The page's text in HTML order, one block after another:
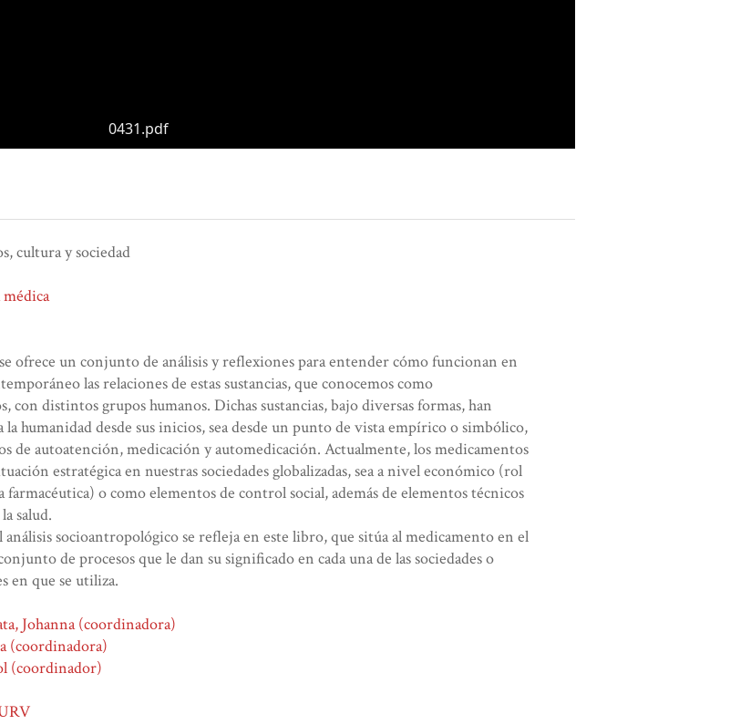
0431.pdf
cultura y sociedad
ofrece un conjunto de análisis y reflexiones para entender cómo funcionan en
las relaciones de estas sustancias, que conocemos como
con distintos grupos humanos. Dichas sustancias, bajo diversas formas, han
la humanidad desde sus inicios, sea desde un punto de vista empírico o simbólico,
de autoatención, medicación y automedicación. Actualmente, los medicamentos
estratégica en nuestras sociedades globalizadas, sea a nivel económico (rol
farmacéutica) o como elementos de control social, además de elementos técnicos
salud.
análisis socioantropológico se refleja en este libro, que sitúa al medicamento en el
de procesos que le dan su significado en cada una de las sociedades o
en que se utiliza.
Johanna (coordinadora)
(coordinadora)
(coordinador)